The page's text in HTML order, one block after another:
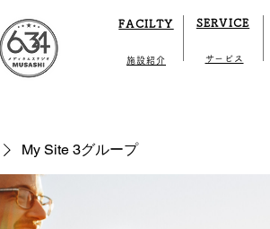
FACILTY SERVICE
​サービス
施設紹介
My Site 3グループ